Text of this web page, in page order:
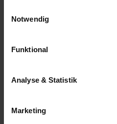
grundlegende Funktionen wie
gewährleisten.
Für die Darstellung
und Inhalte aufgrund Ihres
Zwecke zur Analyse und
Notwendig
Funktional
Analyse & Statistik
Marketing
14 day return policy